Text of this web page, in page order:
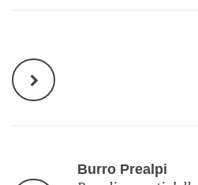
Burro Prealpi